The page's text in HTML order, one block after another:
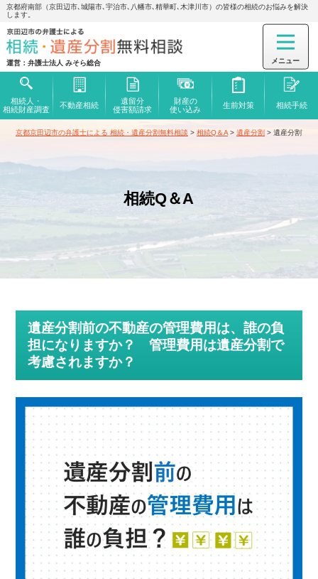
京都府南部（京田辺市､城陽市､宇治市､八幡市､精華町､木津川市）の皆様の相続のお悩みを解決
します。
運営：弁護士法人 みそら総合
相続人・
相続財産調査
不動産相続
遺留分
侵害額請求
財産の
使い込み
生前対策 相続手続
京都京田辺市の弁護士による 相続・遺産分割無料相談 >相続Q＆A >遺産分割 >遺産分割前
相続Q＆A
遺産分割前の不動産の管理費用は、誰の負
担になりますか？ 管理費用は遺産分割で
考慮されますか？